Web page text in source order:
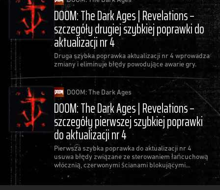
DOOM: The Dark Ages | Revelations –
szczegóły drugiej szybkiej poprawki do
aktualizacji nr 4
Druga szybka poprawka aktualizacji nr 4 wprowadza
zmiany i eliminuje błędy powodujące awarie gry.
DOOM: The Dark Ages
DOOM: The Dark Ages | Revelations –
szczegóły pierwszej szybkiej poprawki
do aktualizacji nr 4
Pierwsza szybka poprawka do aktualizacji nr 4
usuwa błędy związane ze sterowaniem łańcuchową
włócznią, czerwonymi ścianami blokującymi
postępy oraz najczęstszymi awariami gry.